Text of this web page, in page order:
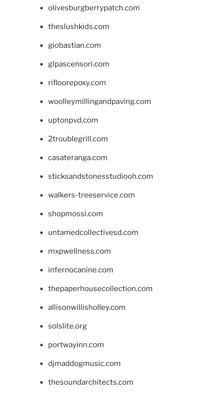
olivesburgberrypatch.com
theslushkids.com
giobastian.com
glpascensori.com
rifloorepoxy.com
woolleymillingandpaving.com
uptonpvd.com
2troublegrill.com
casateranga.com
sticksandstonesstudiooh.com
walkers-treeservice.com
shopmossi.com
untamedcollectivesd.com
mxpwellness.com
infernocanine.com
thepaperhousecollection.com
allisonwillisholley.com
solslite.org
portwayinn.com
djmaddogmusic.com
thesoundarchitects.com